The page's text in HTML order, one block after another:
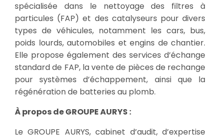
spécialisée dans le nettoyage des filtres à
particules (FAP) et des catalyseurs pour divers
types de véhicules, notamment les cars, bus,
poids lourds, automobiles et engins de chantier.
Elle propose également des services d’échange
standard de FAP, la vente de pièces de rechange
pour systèmes d’échappement, ainsi que la
régénération de batteries au plomb.
À propos de GROUPE AURYS :
Le GROUPE AURYS, cabinet d’audit, d’expertise